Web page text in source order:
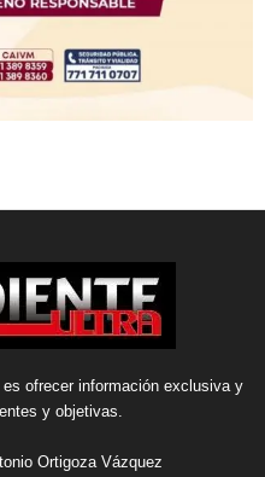
ofrecer información exclusiva y
y objetivas.
Ortigoza Vázquez